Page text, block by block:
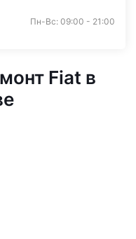
Пн-Вс: 09:00 - 21:00
Fiat в